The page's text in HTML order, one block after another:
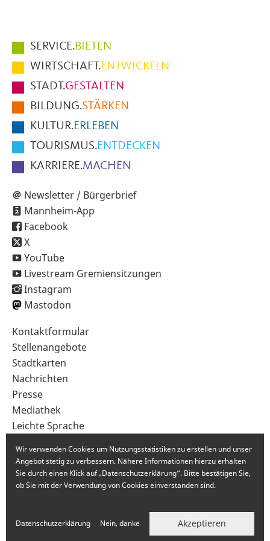
Hauptmenüpunkte
im
Fußbereich
der
Seite
SERVICE.BIETEN
WIRTSCHAFT.ENTWICKELN
STADT.GESTALTEN
BILDUNG.STÄRKEN
KULTUR.ERLEBEN
TOURISMUS.ENTDECKEN
KARRIERE.MACHEN
Newsletter / Bürgerbrief
Mannheim-App
Facebook
X
YouTube
Livestream Gremiensitzungen
Instagram
Mastodon
Sekundärnavigation
im
Fußbereich
Kontaktformular
Stellenangebote
Stadtkarten
Nachrichten
Presse
Mediathek
Leichte Sprache
Wir verwenden Cookies um Nutzungsstatistiken zu erstellen und unser
Angebot stetig zu verbessern. Nähere Informationen hierzu erhalten
Sie durch einen Klick auf „Datenschutzerklärung“. Bitte bestätigen Sie,
ob Sie mit der Verwendung von Cookies einverstanden sind.
Datenschutzerklärung Nein, danke Akzeptieren